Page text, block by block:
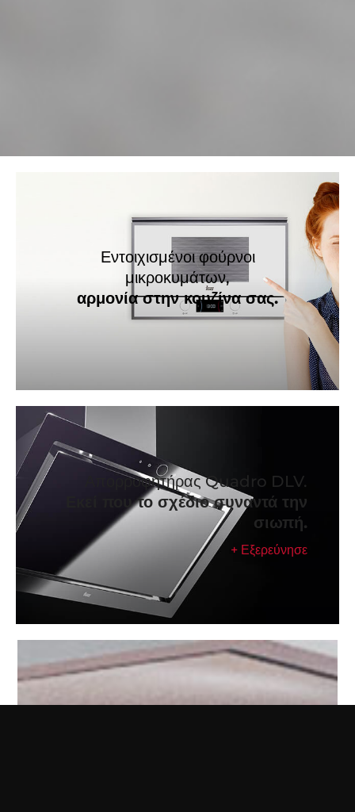
Εντοιχισμένοι φούρνοι
μικροκυμάτων,
αρμονία στην κουζίνα σας.
Απορροφητήρας Quadro DLV.
Εκεί που το σχέδιο συναντά την
σιωπή.
+ Εξερεύνησε